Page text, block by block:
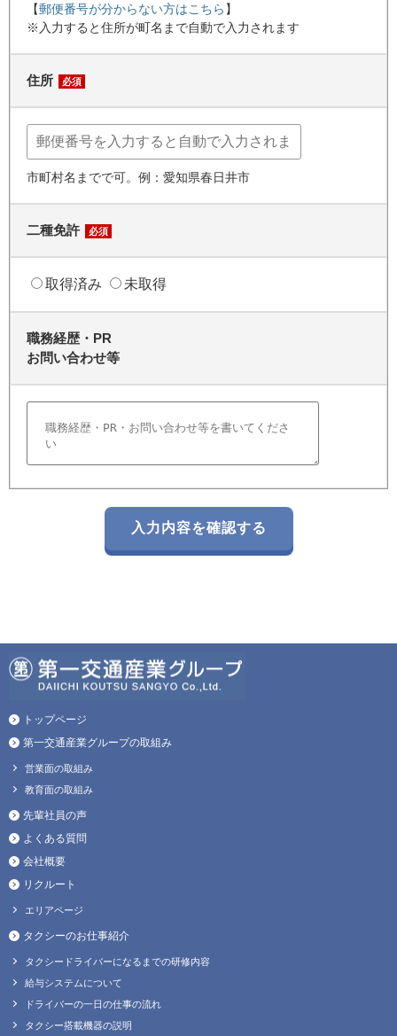
【郵便番号が分からない方はこちら 】
※入力すると住所が町名まで自動で入力されます
住所 必須
市町村名までで可。例：愛知県春日井市
二種免許 必須
取得済み 未取得
職務経歴・PR
お問い合わせ等
トップページ
第一交通産業グループの取組み
営業面の取組み
教育面の取組み
先輩社員の声
よくある質問
会社概要
リクルート
エリアページ
タクシーのお仕事紹介
タクシードライバーになるまでの研修内容
給与システムについて
ドライバーの一日の仕事の流れ
タクシー搭載機器の説明